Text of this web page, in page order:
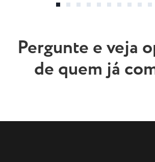
Pergunte e veja
de quem já